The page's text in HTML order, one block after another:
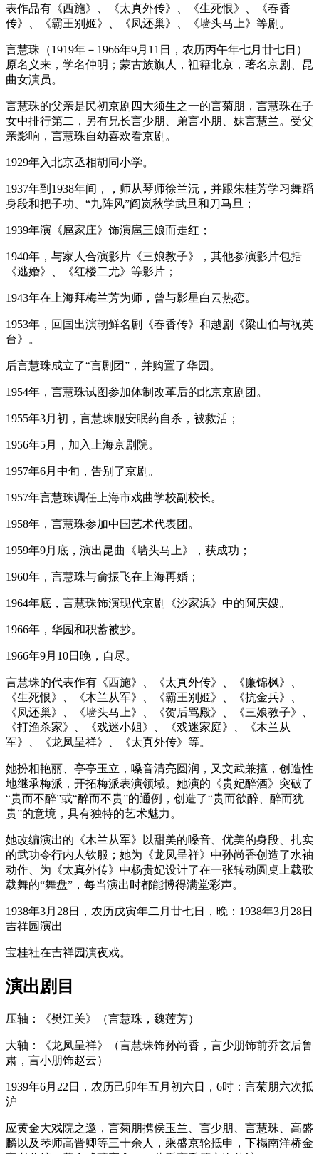
表作品有《西施》、《太真外传》、《生死恨》、《春香
传》、《霸王别姬》、《凤还巢》、《墙头马上》等剧。
言慧珠（1919年－1966年9月11日，农历丙午年七月廿七日）
原名义来，学名仲明；蒙古族旗人，祖籍北京，著名京剧、昆
曲女演员。
言慧珠的父亲是民初京剧四大须生之一的言菊朋，言慧珠在子
女中排行第二，另有兄长言少朋、弟言小朋、妹言慧兰。受父
亲影响，言慧珠自幼喜欢看京剧。
1929年入北京丞相胡同小学。
1937年到1938年间，，师从琴师徐兰沅，并跟朱桂芳学习舞蹈
身段和把子功、“九阵风”阎岚秋学武旦和刀马旦；
1939年演《扈家庄》饰演扈三娘而走红；
1940年，与家人合演影片《三娘教子》，其他参演影片包括
《逃婚》、《红楼二尤》等影片；
1943年在上海拜梅兰芳为师，曾与影星白云热恋。
1953年，回国出演朝鲜名剧《春香传》和越剧《梁山伯与祝英
台》。
后言慧珠成立了“言剧团”，并购置了华园。
1954年，言慧珠试图参加体制改革后的北京京剧团。
1955年3月初，言慧珠服安眠药自杀，被救活；
1956年5月，加入上海京剧院。
1957年6月中旬，告别了京剧。
1957年言慧珠调任上海市戏曲学校副校长。
1958年，言慧珠参加中国艺术代表团。
1959年9月底，演出昆曲《墙头马上》，获成功；
1960年，言慧珠与俞振飞在上海再婚；
1964年底，言慧珠饰演现代京剧《沙家浜》中的阿庆嫂。
1966年，华园和积蓄被抄。
1966年9月10日晚，自尽。
言慧珠的代表作有《西施》、《太真外传》、《廉锦枫》、
《生死恨》、《木兰从军》、《霸王别姬》、《抗金兵》、
《凤还巢》、《墙头马上》、《贺后骂殿》、《三娘教子》、
《打渔杀家》、《戏迷小姐》、《戏迷家庭》、《木兰从
军》、《龙凤呈祥》、《太真外传》等。
她扮相艳丽、亭亭玉立，嗓音清亮圆润，又文武兼擅，创造性
地继承梅派，开拓梅派表演领域。她演的《贵妃醉酒》突破了
“贵而不醉”或“醉而不贵”的通例，创造了“贵而欲醉、醉而犹
贵”的意境，具有独特的艺术魅力。
她改编演出的《木兰从军》以甜美的嗓音、优美的身段、扎实
的武功令行内人钦服；她为《龙凤呈祥》中孙尚香创造了水袖
动作、为《太真外传》中杨贵妃设计了在一张转动圆桌上载歌
载舞的“舞盘”，每当演出时都能博得满堂彩声。
1938年3月28日，农历戊寅年二月廿七日，晚：1938年3月28日
吉祥园演出
宝桂社在吉祥园演夜戏。
演出剧目
压轴：《樊江关》（言慧珠，魏莲芳）
大轴：《龙凤呈祥》（言慧珠饰孙尚香，言少朋饰前乔玄后鲁
肃，言小朋饰赵云）
1939年6月22日，农历己卯年五月初六日，6时：言菊朋六次抵
沪
应黄金大戏院之邀，言菊朋携侯玉兰、言少朋、言慧珠、高盛
麟以及琴师高晋卿等三十余人，乘盛京轮抵申，下榻南洋桥金